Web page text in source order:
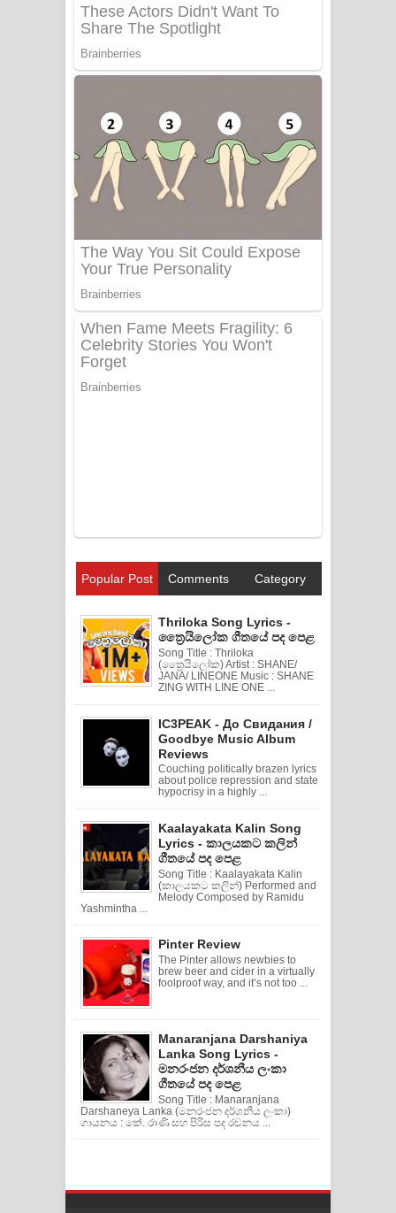
Popular Post Comments Category
Thriloka Song Lyrics -
ත්‍රෛයිලෝක ගීතයේ පද පෙළ
Song Title : Thriloka
(ත්‍රෛයිලෝක) Artist : SHANE/
JANA/ LINEONE Music : SHANE
ZING WITH LINE ONE ...
IC3PEAK - До Свидания /
Goodbye Music Album
Reviews
Couching politically brazen lyrics
about police repression and state
hypocrisy in a highly ...
Kaalayakata Kalin Song
Lyrics - කාලයකට කලින්
ගීතයේ පද පෙළ
Song Title : Kaalayakata Kalin
(කාලයකට කලින්) Performed and
Melody Composed by Ramidu
Yashmintha ...
Pinter Review
The Pinter allows newbies to
brew beer and cider in a virtually
foolproof way, and it’s not too ...
Manaranjana Darshaniya
Lanka Song Lyrics -
මනරංජන දර්ශනීය ලංකා
ගීතයේ පද පෙළ
Song Title : Manaranjana
Darshaneya Lanka (මනරංජන දර්ශනීය ලංකා)
ගායනය : කේ. රාණි සහ පිරිස පද රචනය ...